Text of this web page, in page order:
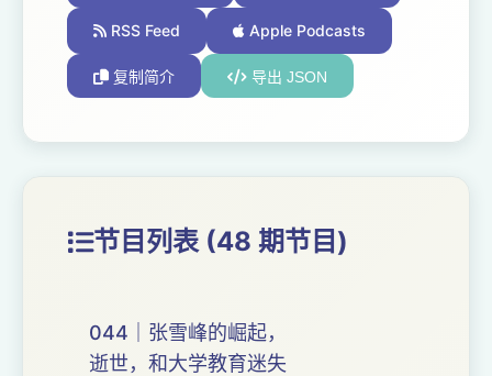
RSS Feed Apple Podcasts
复制简介 导出 JSON
节目列表 (48 期节目)
044｜张雪峰的崛起，
逝世，和大学教育迷失